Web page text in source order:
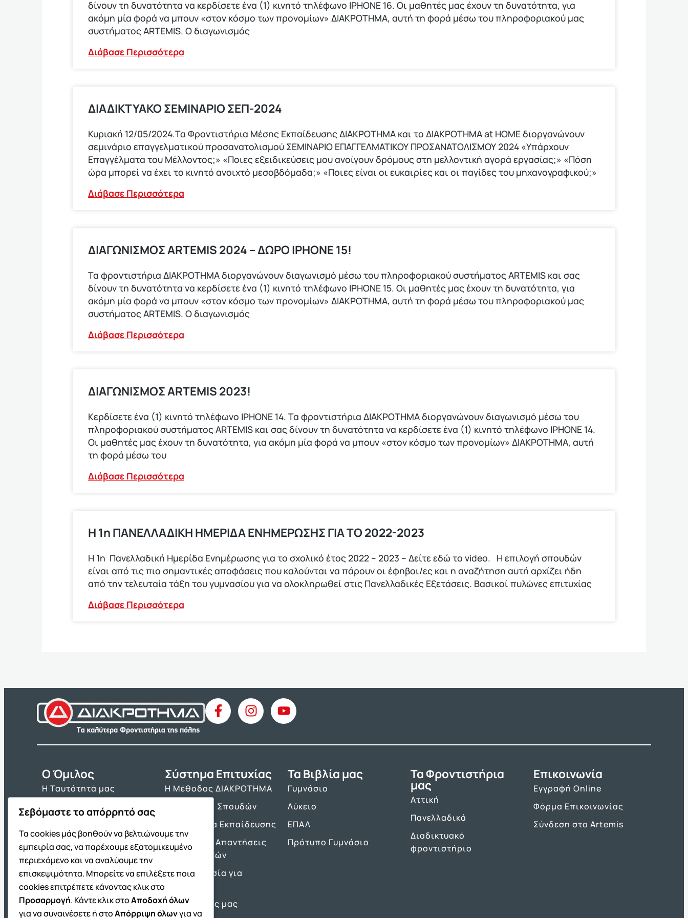
δίνουν τη δυνατότητα να κερδίσετε ένα (1) κινητό τηλέφωνο ΙΡΗΟΝΕ 16. Οι μαθητές μας έχουν τη δυνατότητα, για
ακόμη μία φορά να μπουν «στον κόσμο των προνομίων» ΔΙΑΚΡΟΤΗΜΑ, αυτή τη φορά μέσω του πληροφοριακού μας
συστήματος ARTEMIS. Ο διαγωνισμός
Διάβασε Περισσότερα
ΔΙΑΔΙΚΤΥΑΚΟ ΣΕΜΙΝΑΡΙΟ ΣΕΠ-2024
Κυριακή 12/05/2024.Τα Φροντιστήρια Μέσης Εκπαίδευσης ΔΙΑΚΡΟΤΗΜΑ και το ΔΙΑΚΡΟΤΗΜΑ at HOME διοργανώνουν
σεμινάριο επαγγελματικού προσανατολισμού ΣΕΜΙΝΑΡΙΟ ΕΠΑΓΓΕΛΜΑΤΙΚΟΥ ΠΡΟΣΑΝΑΤΟΛΙΣΜΟΥ 2024 «Υπάρχουν
Επαγγέλματα του Μέλλοντος;» «Ποιες εξειδικεύσεις μου ανοίγουν δρόμους στη μελλοντική αγορά εργασίας;» «Πόση
ώρα μπορεί να έχει το κινητό ανοιχτό μεσοβδόμαδα;» «Ποιες είναι οι ευκαιρίες και οι παγίδες του μηχανογραφικού;»
Διάβασε Περισσότερα
ΔΙΑΓΩΝΙΣΜΟΣ ΑRTEMIS 2024 – ΔΩΡΟ IPHONE 15!
Τα φροντιστήρια ΔΙΑΚΡΟΤΗΜΑ διοργανώνουν διαγωνισμό μέσω του πληροφοριακού συστήματος ARTEMIS και σας
δίνουν τη δυνατότητα να κερδίσετε ένα (1) κινητό τηλέφωνο ΙΡΗΟΝΕ 15. Οι μαθητές μας έχουν τη δυνατότητα, για
ακόμη μία φορά να μπουν «στον κόσμο των προνομίων» ΔΙΑΚΡΟΤΗΜΑ, αυτή τη φορά μέσω του πληροφοριακού μας
συστήματος ARTEMIS. Ο διαγωνισμός
Διάβασε Περισσότερα
ΔΙΑΓΩΝΙΣΜΟΣ ARTEMIS 2023!
Κερδίσετε ένα (1) κινητό τηλέφωνο ΙΡΗΟΝΕ 14. Τα φροντιστήρια ΔΙΑΚΡΟΤΗΜΑ διοργανώνουν διαγωνισμό μέσω του
πληροφοριακού συστήματος ARTEMIS και σας δίνουν τη δυνατότητα να κερδίσετε ένα (1) κινητό τηλέφωνο ΙΡΗΟΝΕ 14.
Οι μαθητές μας έχουν τη δυνατότητα, για ακόμη μία φορά να μπουν «στον κόσμο των προνομίων» ΔΙΑΚΡΟΤΗΜΑ, αυτή
τη φορά μέσω του
Διάβασε Περισσότερα
Η 1η ΠΑΝΕΛΛΑΔΙΚΗ ΗΜΕΡΙΔΑ ΕΝΗΜΕΡΩΣΗΣ ΓΙΑ ΤΟ 2022-2023
Η 1η Πανελλαδική Ημερίδα Ενημέρωσης για το σχολικό έτος 2022 – 2023 – Δείτε εδώ το video. Η επιλογή σπουδών
είναι από τις πιο σημαντικές αποφάσεις που καλούνται να πάρουν οι έφηβοι/ες και η αναζήτηση αυτή αρχίζει ήδη
από την τελευταία τάξη του γυμνασίου για να ολοκληρωθεί στις Πανελλαδικές Εξετάσεις. Βασικοί πυλώνες επιτυχίας
Διάβασε Περισσότερα
O Όμιλος
Η Ταυτότητά μας
Νέα & Ανακοινώσεις
Θέσεις Εργασίας
Σύστημα Επιτυχίας
Η Μέθοδος ΔΙΑΚΡΟΤΗΜΑ
Πρόγραμμα Σπουδών
Τα Εργαλεία Εκπαίδευσης
Θέματα και Απαντήσεις
Πανελλαδικών
Προετοιμασία για
Οι Επιτυχίες μας
Τα Βιβλία μας
Γυμνάσιο
Λύκειο
ΕΠΑΛ
Πρότυπο Γυμνάσιο
Τα Φροντιστήρια
μας
Αττική
Πανελλαδικά
Διαδικτυακό
φροντιστήριο
Επικοινωνία
Εγγραφή Online
Φόρμα Επικοινωνίας
Σύνδεση στο Artemis
Σεβόμαστε το απόρρητό σας
Τα cookies μάς βοηθούν να βελτιώνουμε την
εμπειρία σας, να παρέχουμε εξατομικευμένο
περιεχόμενο και να αναλύουμε την
επισκεψιμότητα. Μπορείτε να επιλέξετε ποια
cookies επιτρέπετε κάνοντας κλικ στο
Προσαρμογή. Κάντε κλικ στοΑποδοχή όλων
για να συναινέσετε ή στοΑπόρριψη όλωνγια να